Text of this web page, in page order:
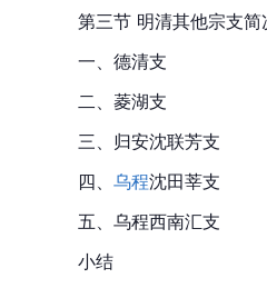
第三节 明清其他宗支简
一、德清支
二、菱湖支
三、归安沈联芳支
四、 乌程沈田莘支
五、乌程西南汇支
小结